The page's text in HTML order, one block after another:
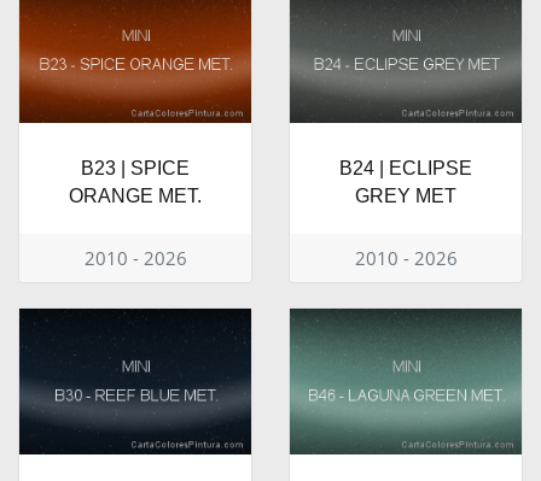
B23 | SPICE
ORANGE MET.
2010 - 2026
B24 | ECLIPSE
GREY MET
2010 - 2026